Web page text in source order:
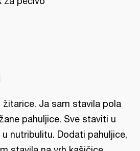
Ja sam stavila pola
pahuljice. Sve staviti u
u nutribulitu. Dodati pahuljice,